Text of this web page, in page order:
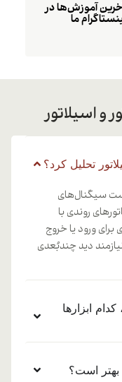
آموزش‌ها در
ما
و اسیلاتور
تحلیل کرد؟
سیگنال‌های
روندی با
برای ورود یا خروج
دید چندبُعدی
(مثل 5 دقیقه)، کدام ابزارها
بهتر است؟